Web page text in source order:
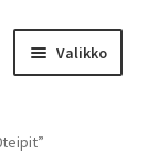
Valikko